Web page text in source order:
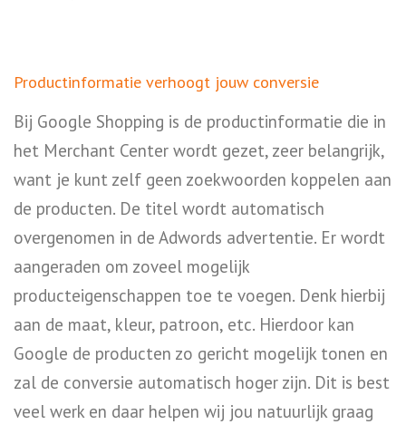
Productinformatie verhoogt jouw conversie
Bij Google Shopping is de productinformatie die in
het Merchant Center wordt gezet, zeer belangrijk,
want je kunt zelf geen zoekwoorden koppelen aan
de producten. De titel wordt automatisch
overgenomen in de Adwords advertentie. Er wordt
aangeraden om zoveel mogelijk
producteigenschappen toe te voegen. Denk hierbij
aan de maat, kleur, patroon, etc. Hierdoor kan
Google de producten zo gericht mogelijk tonen en
zal de conversie automatisch hoger zijn. Dit is best
veel werk en daar helpen wij jou natuurlijk graag